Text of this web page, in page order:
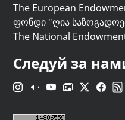
The European
ფონდი "ღია
The National
Следуй за